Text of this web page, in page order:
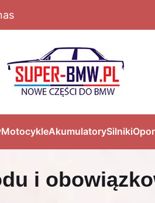
MotocykleAkumulatorySilniki
i